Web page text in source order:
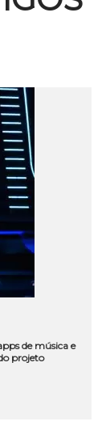
de música e
projeto